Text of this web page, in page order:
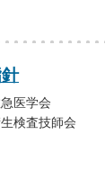
医学会
検査技師会